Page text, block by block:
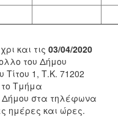
και τις 03/04/2020
του Δήμου
Τίτου 1, Τ.Κ. 71202
το Τμήμα
Δήμου στα τηλέφωνα
ημέρες και ώρες.